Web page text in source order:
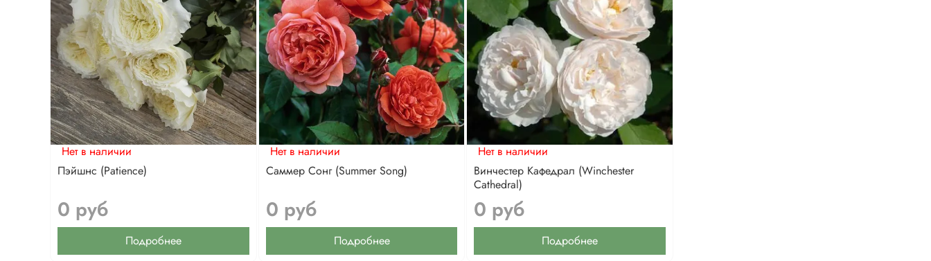
Нет в наличии
Пэйшнс (Patience)
0 руб
Подробнее
Нет в наличии
Саммер Сонг (Summer Song)
0 руб
Подробнее
Нет в наличии
Винчестер Кафедрал (Winchester
Cathedral)
0 руб
Подробнее